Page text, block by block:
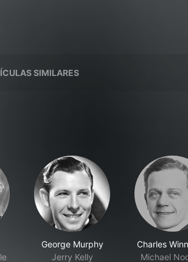
SIMILARES
George Murphy
Jerry Kelly
Charles
Michael